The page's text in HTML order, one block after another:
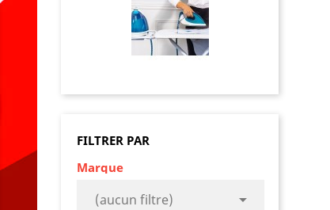
FILTRER PAR
Marque
(aucun filtre) 